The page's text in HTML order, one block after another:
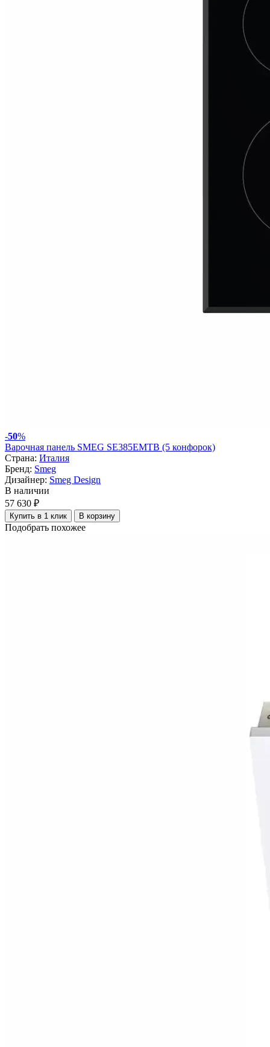
-50%
Варочная панель SMEG SE385EMTB (5 конфорок)
Страна: Италия
Бренд: Smeg
Дизайнер: Smeg Design
В наличии
57 630 ₽
Купить в 1 клик В корзину
Подобрать похожее